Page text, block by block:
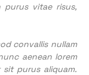
vitae risus,
convallis nullam
aenean lorem
purus aliquam.